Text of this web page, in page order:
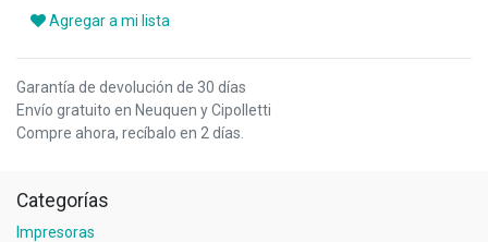
Agregar a mi lista
Garantía de devolución de 30 días
Envío gratuito en Neuquen y Cipolletti
Compre ahora, recíbalo en 2 días.
Categorías
Impresoras